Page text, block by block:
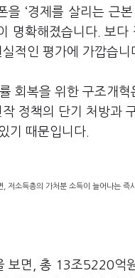
‘경제를 살리는 근
명확해졌습니다. 보
적인 평가에 가깝습니
회복을 위한 구조개
정책의 단기 처방과
기 때문입니다.
, 저소득층의 가처분 소득이 늘어나는
보면, 총 13조5220억